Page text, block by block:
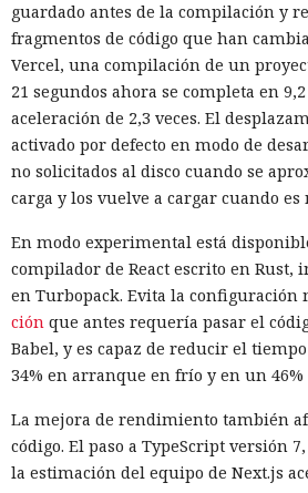
nuevas restricciones contra empresas
exportación de drones a EE. UU.,
respuesta a las recientes medidas de
acceso de empresas chinas al
regulador no precisó si estas
con la revisión a Palo Alto.
La presión sobre la compañía no es
software de más de una decena de
estadounidenses e israelíes de
ciberseguridad, incluida Palo Alto
por cierto, se especializa en
nube, y tiene oficinas en Pekín,
Shenzhen y Macao.
Un escenario similar ya se
chips de memoria Micron
Administración del Ciberespacio de
guardado antes de la compilación y
fragmentos de código que han
Vercel, una compilación de un
21 segundos ahora se completa en
aceleración de 2,3 veces. El
activado por defecto en modo de
no solicitados al disco cuando se
carga y los vuelve a cargar cuando es
En modo experimental está
compilador de React escrito en Rust,
en Turbopack. Evita la configuración
ción que antes requería pasar el
Babel, y es capaz de reducir el
34% en arranque en frío y en un
La mejora de rendimiento también
código. El paso a TypeScript versión
la estimación del equipo de Next.js